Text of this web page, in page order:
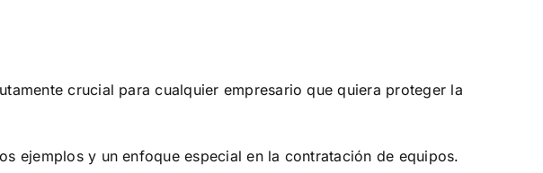
crucial para cualquier empresario que quiera proteger la
ejemplos y un enfoque especial en la contratación de equipos.